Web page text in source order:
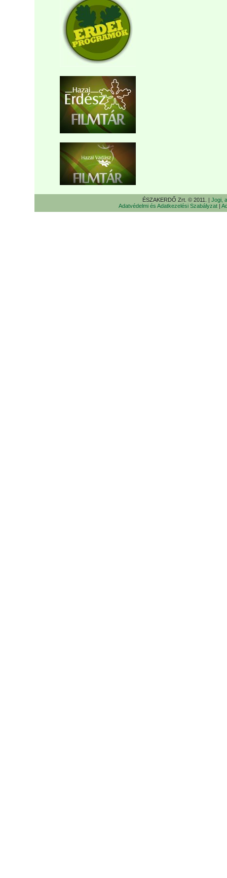
ÉSZAKERDŐ Zrt. © 2011. | Jogi,
Adatvédelmi és Adatkezelési Szabályzat|